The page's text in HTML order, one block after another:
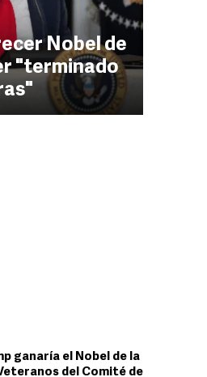
Nobel de
"terminado
ganaría el Nobel de la
del Comité de